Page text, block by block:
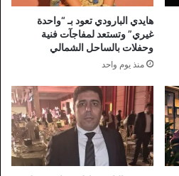
هايدي البارودي تعود بـ “واحدة
غيري” وتستعد لمفاجآت فنية
وحفلات بالساحل الشمالي
منذ يوم واحد